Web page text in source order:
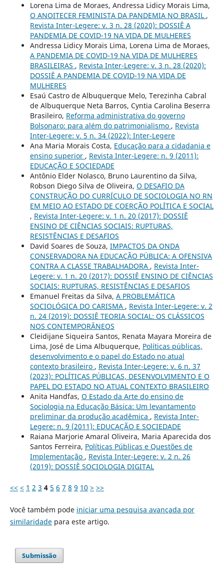
Lorena Lima de Moraes, Andressa Lidicy Morais Lima,
O ANOITECER FEMINISTA DA PANDEMIA NO BRASIL ,
Revista Inter-Legere: v. 3 n. 28 (2020): DOSSIÊ A
PANDEMIA DE COVID-19 NA VIDA DE MULHERES
Andressa Lidicy Morais Lima, Lorena Lima de Moraes,
A PANDEMIA DE COVID-19 NA VIDA DE MULHERES
BRASILEIRAS , Revista Inter-Legere: v. 3 n. 28 (2020):
DOSSIÊ A PANDEMIA DE COVID-19 NA VIDA DE
MULHERES
Esaú Castro de Albuquerque Melo, Terezinha Cabral
de Albuquerque Neta Barros, Cyntia Carolina Beserra
Brasileiro, Reforma administrativa do governo
Bolsonaro: para além do patrimonialismo , Revista
Inter-Legere: v. 5 n. 34 (2022): Inter-Legere
Ana Maria Morais Costa, Educação para a cidadania e
ensino superior , Revista Inter-Legere: n. 9 (2011):
EDUCAÇÃO E SOCIEDADE
Antônio Elder Nolasco, Bruno Laurentino da Silva,
Robson Diego Silva de Oliveira, O DESAFIO DA
CONSTRUÇÃO DO CURRÍCULO DE SOCIOLOGIA NO RN
EM MEIO AO ESTADO DE COERÇÃO POLÍTICA E SOCIAL
, Revista Inter-Legere: v. 1 n. 20 (2017): DOSSIÊ
ENSINO DE CIÊNCIAS SOCIAIS: RUPTURAS,
RESISTÊNCIAS E DESAFIOS
David Soares de Souza, IMPACTOS DA ONDA
CONSERVADORA NA EDUCAÇÃO PÚBLICA: A OFENSIVA
CONTRA A CLASSE TRABALHADORA , Revista Inter-
Legere: v. 1 n. 20 (2017): DOSSIÊ ENSINO DE CIÊNCIAS
SOCIAIS: RUPTURAS, RESISTÊNCIAS E DESAFIOS
Emanuel Freitas da Silva, A PROBLEMÁTICA
SOCIOLÓGICA DO CARISMA , Revista Inter-Legere: v. 2
n. 24 (2019): DOSSIÊ TEORIA SOCIAL: OS CLÁSSICOS
NOS CONTEMPORÂNEOS
Cleidijane Siqueira Santos, Renata Mayara Moreira de
Lima, José de Lima Albuquerque, Políticas públicas,
desenvolvimento e o papel do Estado no atual
contexto brasileiro , Revista Inter-Legere: v. 6 n. 37
(2023): POLÍTICAS PÚBLICAS, DESENVOLVIMENTO E O
PAPEL DO ESTADO NO ATUAL CONTEXTO BRASILEIRO
Anita Handfas, O Estado da Arte do ensino de
Sociologia na Educação Básica: Um levantamento
preliminar da produção acadêmica , Revista Inter-
Legere: n. 9 (2011): EDUCAÇÃO E SOCIEDADE
Raiana Marjorie Amaral Oliveira, Maria Aparecida dos
Santos Ferreira, Políticas Públicas e Questões de
Implementação , Revista Inter-Legere: v. 2 n. 26
(2019): DOSSIÊ SOCIOLOGIA DIGITAL
<< < 1 2 3 4 5 6 7 8 9 10 > >>
Você também pode iniciar uma pesquisa avançada por
similaridadepara este artigo.
Submissão